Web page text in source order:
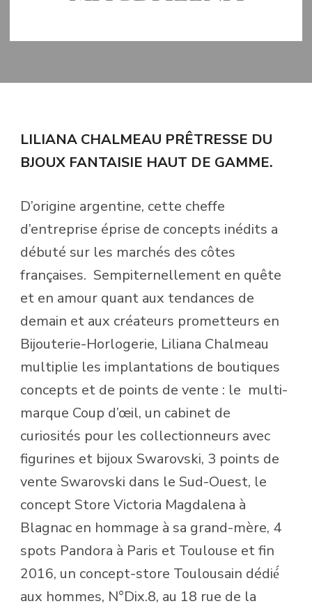
LILIANA CHALMEAU PRÊTRESSE DU
BJOUX FANTAISIE HAUT DE GAMME.
D’origine argentine, cette cheffe
d’entreprise éprise de concepts inédits a
débuté sur les marchés des côtes
françaises. Sempiternellement en quête
et en amour quant aux tendances de
demain et aux créateurs prometteurs en
Bijouterie-Horlogerie, Liliana Chalmeau
multiplie les implantations de boutiques
concepts et de points de vente : le multi-
marque Coup d’œil, un cabinet de
curiosités pour les collectionneurs avec
figurines et bijoux Swarovski, 3 points de
vente Swarovski dans le Sud-Ouest, le
concept Store Victoria Magdalena à
Blagnac en hommage à sa grand-mère, 4
spots Pandora à Paris et Toulouse et fin
2016, un concept-store Toulousain dédié́
aux hommes, N°Dix.8, au 18 rue de la